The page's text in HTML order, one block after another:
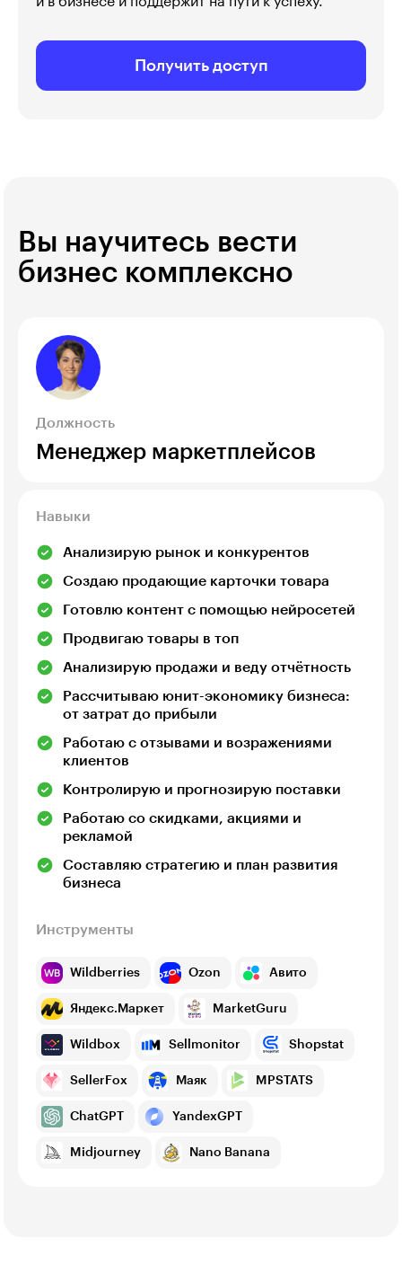
Получить доступ
Вы научитесь вести
бизнес комплексно
Должность
Менеджер маркетплейсов
Навыки
Анализирую рынок и конкурентов
Создаю продающие карточки товара
Готовлю контент с помощью нейросетей
Продвигаю товары в топ
Анализирую продажи и веду отчётность
Рассчитываю юнит-экономику бизнеса:
от затрат до прибыли
Работаю с отзывами и возражениями
клиентов
Контролирую и прогнозирую поставки
Работаю со скидками, акциями и
рекламой
Составляю стратегию и план развития
бизнеса
Инструменты
Wildberries Ozon Авито
Яндекс.Маркет MarketGuru
Wildbox Sellmonitor Shopstat
SellerFox Маяк MPSTATS
ChatGPT YandexGPT
Midjourney Nano Banana